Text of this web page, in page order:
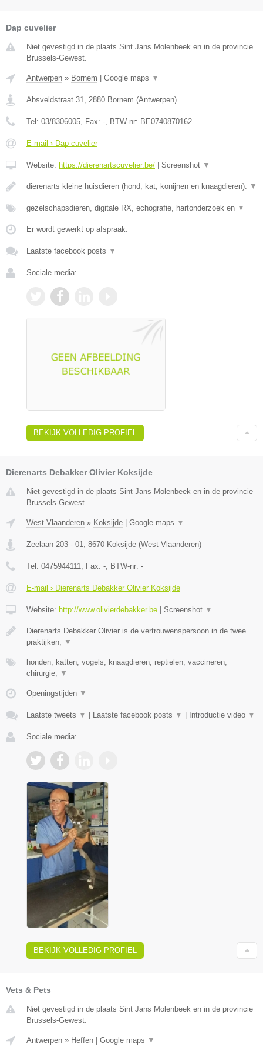
Dap cuvelier
Niet gevestigd in de plaats Sint Jans Molenbeek en in de provincie
Brussels-Gewest.
Antwerpen » Bornem | Google maps ▼
Absveldstraat 31 2880 Bornem (Antwerpen)
Tel: 03/8306005 , Fax: - , BTW-nr: BE0740870162
E-mail › Dap cuvelier
Website: https://dierenartscuvelier.be/ | Screenshot ▼
dierenarts kleine huisdieren (hond, kat, konijnen en knaagdieren). ▼
gezelschapsdieren, digitale RX, echografie, hartonderzoek en ▼
Er wordt gewerkt op afspraak.
Laatste facebook posts ▼
Sociale media:
BEKIJK VOLLEDIG PROFIEL
Dierenarts Debakker Olivier Koksijde
Niet gevestigd in de plaats Sint Jans Molenbeek en in de provincie
Brussels-Gewest.
West-Vlaanderen » Koksijde Google maps ▼
Zeelaan 203 - 01, 8670 Koksijde (West-Vlaanderen)
Tel: 0475944111, Fax: -, BTW-nr: -
E-mail › Dierenarts Debakker Olivier Koksijde
Website: http://www.olivierdebakker.be Screenshot ▼
Dierenarts Debakker Olivier is de vertrouwenspersoon in de twee
praktijken, ▼
honden, katten, vogels, knaagdieren, reptielen, vaccineren,
chirurgie, ▼
Openingstijden ▼
Laatste tweets ▼ Laatste facebook posts ▼ Introductie video ▼
Sociale media:
BEKIJK VOLLEDIG PROFIEL
Vets & Pets
Niet gevestigd in de plaats Sint Jans Molenbeek en in de provincie
Brussels-Gewest.
Antwerpen » Heffen | Google maps ▼